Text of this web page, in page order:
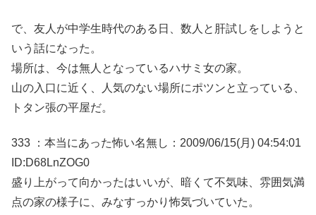
で、友人が中学生時代のある日、数人と肝試しをしようと
いう話になった。
場所は、今は無人となっているハサミ女の家。
山の入口に近く、人気のない場所にポツンと立っている、
トタン張の平屋だ。
333 ：本当にあった怖い名無し：2009/06/15(月) 04:54:01
ID:D68LnZOG0
盛り上がって向かったはいいが、暗くて不気味、雰囲気満
点の家の様子に、みなすっかり怖気づいていた。